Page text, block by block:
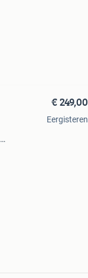
€ 249,00
Eergisteren